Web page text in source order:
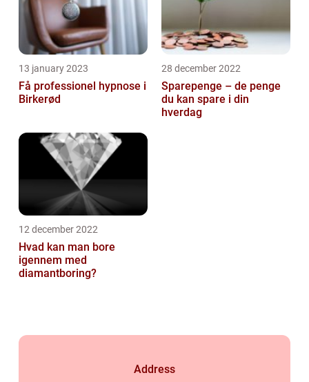
13 january 2023
Få professionel hypnose i
Birkerød
28 december 2022
Sparepenge – de penge
du kan spare i din
hverdag
12 december 2022
Hvad kan man bore
igennem med
diamantboring?
Address